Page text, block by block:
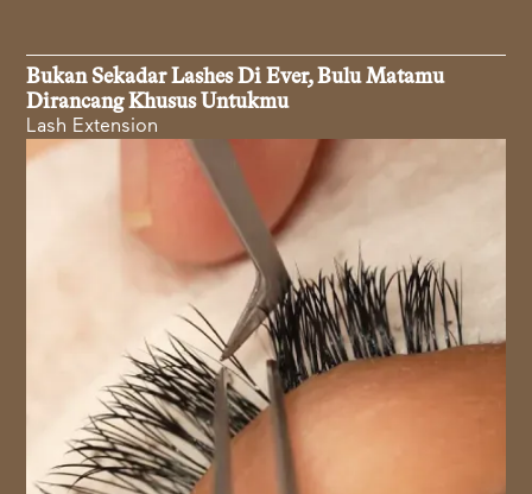
Bukan Sekadar Lashes Di Ever, Bulu Matamu
Dirancang Khusus Untukmu
Lash Extension